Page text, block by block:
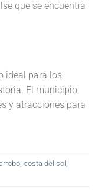
que se encuentra
ideal para los
El municipio
y atracciones para
costa del sol